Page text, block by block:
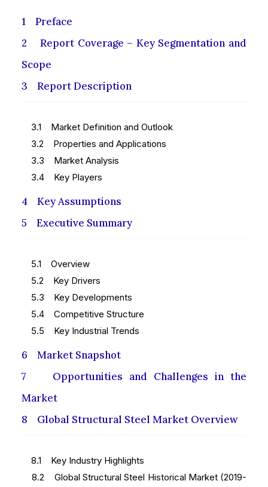
1 Preface
2 Report Coverage – Key Segmentation and
Scope
3 Report Description
3.1 Market Definition and Outlook
3.2 Properties and Applications
3.3 Market Analysis
3.4 Key Players
4 Key Assumptions
5 Executive Summary
5.1 Overview
5.2 Key Drivers
5.3 Key Developments
5.4 Competitive Structure
5.5 Key Industrial Trends
6 Market Snapshot
7 Opportunities and Challenges in the
Market
8 Global Structural Steel Market Overview
8.1 Key Industry Highlights
8.2 Global Structural Steel Historical Market (2019-